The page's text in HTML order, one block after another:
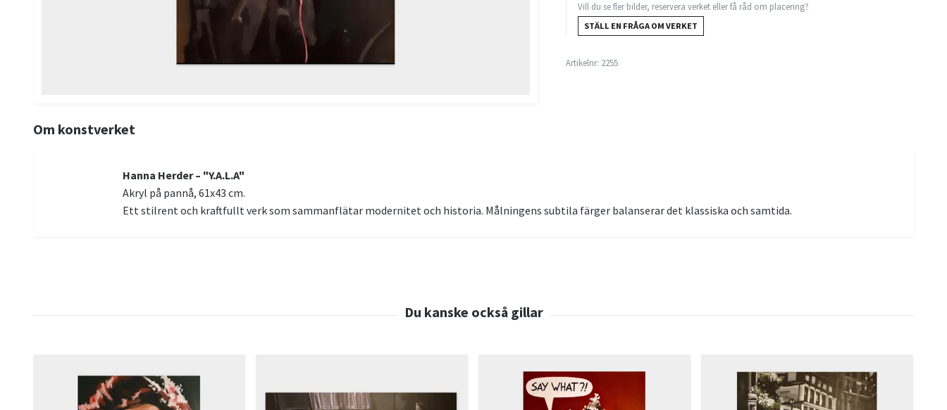
Vill du se fler bilder, reservera verket eller få råd om placering?
STÄLL EN FRÅGA OM VERKET
Artikelnr: 2255
Om konstverket
Hanna Herder – "Y.A.L.A"
Akryl på pannå, 61x43 cm.
Ett stilrent och kraftfullt verk som sammanflätar modernitet och historia. Målningens subtila färger balanserar det klassiska och samtida.